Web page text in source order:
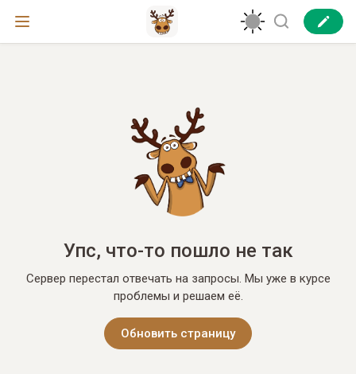
Упс, что-то пошло не так
Сервер перестал отвечать на запросы. Мы уже в курсе
проблемы и решаем её.
Обновить страницу